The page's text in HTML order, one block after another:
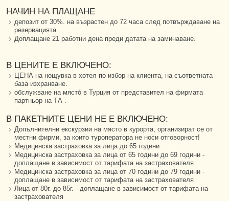
НАЧИН НА ПЛАЩАНЕ
депозит от 30%. на възрастен до 72 часа след потвърждаване на
резервацията.
Доплащане 21 работни дена преди датата на заминаване.
В ЦЕНИТЕ Е ВКЛЮЧЕНО:
ЦЕНА на нощувка в хотел по избор на клиента, на съответната
база изхранване.
обслужване на мястó в Турция от представител на фирмата
партньор на ТА .
В ПАКЕТНИТЕ ЦЕНИ НЕ Е ВКЛЮЧЕНО:
Допълнителни екскурзии на място в курорта, организират се от
местни фирми, за които туроператора не носи отговорност!
Медицинска застраховка за лица до 65 години
Медицинска застраховка за лица от 65 години до 69 години -
доплащане в зависимост от тарифата на застрахователя
Медицинска застраховка за лица от 70 години до 79 години -
доплащане в зависимост от тарифата на застрахователя
Лица от 80г. до 85г. - доплащане в зависимост от тарифата на
застрахователя